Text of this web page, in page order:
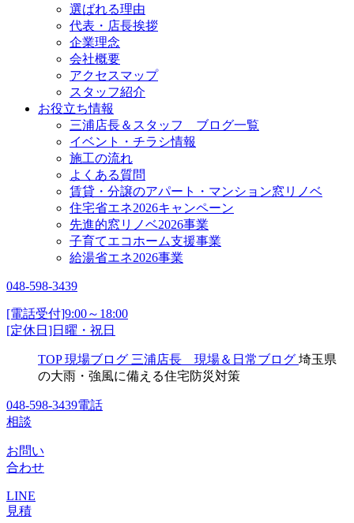
選ばれる理由
代表・店長挨拶
企業理念
会社概要
アクセスマップ
スタッフ紹介
お役立ち情報
三浦店長＆スタッフ ブログ一覧
イベント・チラシ情報
施工の流れ
よくある質問
賃貸・分譲のアパート・マンション窓リノベ
住宅省エネ2026キャンペーン
先進的窓リノベ2026事業
子育てエコホーム支援事業
給湯省エネ2026事業
048-598-3439
[電話受付]9:00～18:00
[定休日]日曜・祝日
TOP 現場ブログ 三浦店長 現場＆日常ブログ 埼玉県
の大雨・強風に備える住宅防災対策
048-598-3439電話
相談
お問い
合わせ
LINE
見積